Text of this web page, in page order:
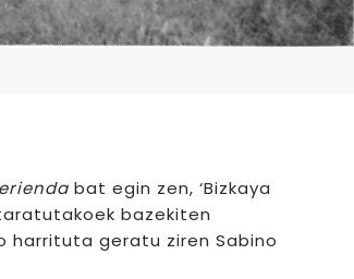
bat egin zen, ‘Bizkaya
bazekiten
harrituta geratu ziren Sabino